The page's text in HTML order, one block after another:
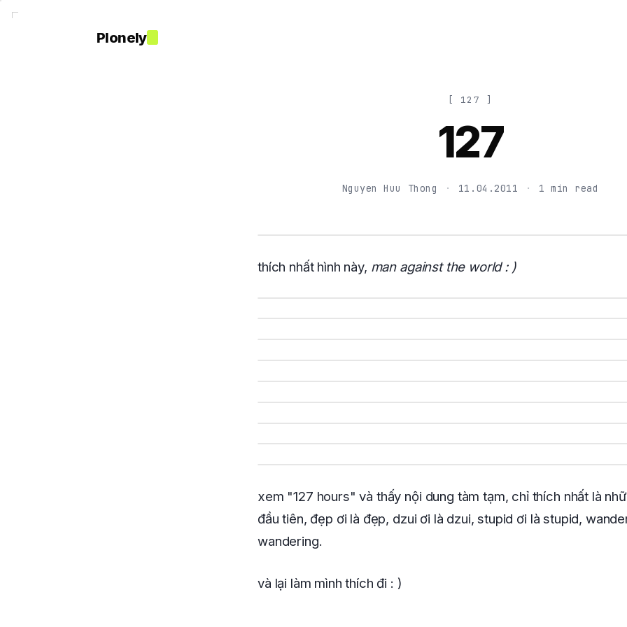
Plonely
[ 127 ]
127
Nguyen Huu Thong · 11.04.2011 · 1 min read
thích nhất hình này, man against the world : )
xem "127 hours" và thấy nội dung tàm tạm, chỉ thích nhất là
đầu tiên, đẹp ơi là đẹp, dzui ơi là dzui, stupid ơi là stupid,
wandering.
và lại làm mình thích đi : )